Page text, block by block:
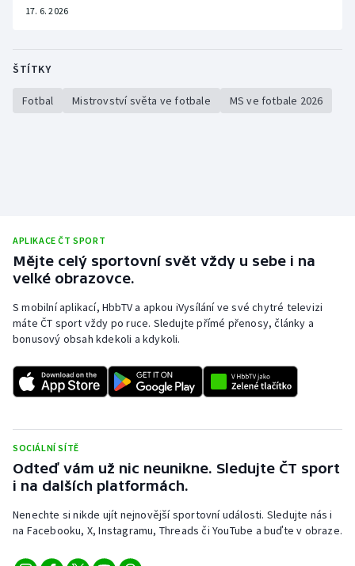
17. 6. 2026
ŠTÍTKY
Fotbal Mistrovství světa ve fotbale MS ve fotbale 2026
APLIKACE ČT SPORT
Mějte celý sportovní svět vždy u sebe i na
velké obrazovce.
S mobilní aplikací, HbbTV a apkou iVysílání ve své chytré televizi
máte ČT sport vždy po ruce. Sledujte přímé přenosy, články a
bonusový obsah kdekoli a kdykoli.
SOCIÁLNÍ SÍTĚ
Odteď vám už nic neunikne. Sledujte ČT sport
i na dalších platformách.
Nenechte si nikde ujít nejnovější sportovní události. Sledujte nás i
na Facebooku, X, Instagramu, Threads či YouTube a buďte v obraze.